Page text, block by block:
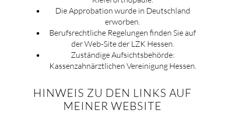
Die Approbation wurde in Deutschland
erworben.
Berufsrechtliche Regelungen finden Sie auf
der Web-Site der LZK Hessen.
Zuständige Aufsichtsbehörde:
Kassenzahnärztlichen Vereinigung Hessen.
HINWEIS ZU DEN LINKS AUF
MEINER WEBSITE